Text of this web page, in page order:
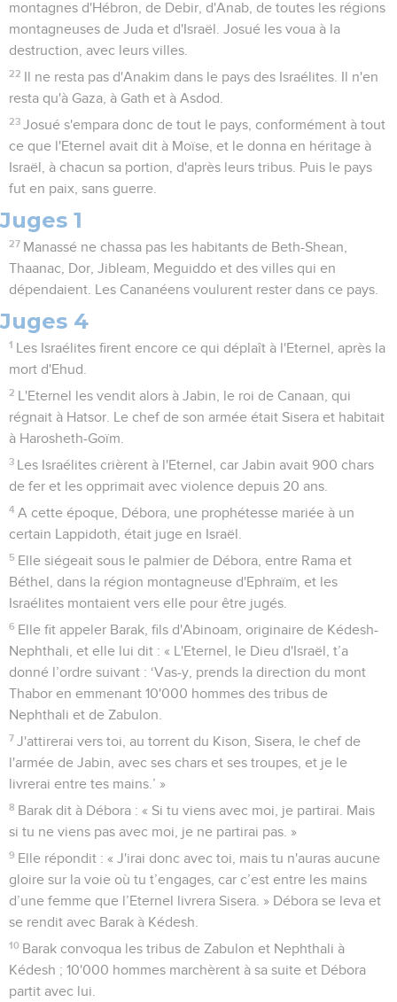
montagnes d'Hébron, de Debir, d'Anab, de toutes les régions
montagneuses de Juda et d'Israël. Josué les voua à la
destruction, avec leurs villes.
22
Il ne resta pas d'Anakim dans le pays des Israélites. Il n'en
resta qu'à Gaza, à Gath et à Asdod.
23 Josué s'empara donc de tout le pays, conformément à tout
ce que l'Eternel avait dit à Moïse, et le donna en héritage à
Israël, à chacun sa portion, d'après leurs tribus. Puis le pays
fut en paix, sans guerre.
Juges 1
27 Manassé ne chassa pas les habitants de Beth-Shean,
Thaanac, Dor, Jibleam, Meguiddo et des villes qui en
dépendaient. Les Cananéens voulurent rester dans ce pays.
Juges 4
1
Les Israélites firent encore ce qui déplaît à l'Eternel, après la
mort d'Ehud.
2
L'Eternel les vendit alors à Jabin, le roi de Canaan, qui
régnait à Hatsor. Le chef de son armée était Sisera et habitait
à Harosheth-Goïm.
3
Les Israélites crièrent à l'Eternel, car Jabin avait 900 chars
de fer et les opprimait avec violence depuis 20 ans.
4 A cette époque, Débora, une prophétesse mariée à un
certain Lappidoth, était juge en Israël.
5 Elle siégeait sous le palmier de Débora, entre Rama et
Béthel, dans la région montagneuse d'Ephraïm, et les
Israélites montaient vers elle pour être jugés.
6 Elle fit appeler Barak, fils d'Abinoam, originaire de Kédesh-
Nephthali, et elle lui dit : « L'Eternel, le Dieu d'Israël, t’a
donné l’ordre suivant : ‘Vas-y, prends la direction du mont
Thabor en emmenant 10'000 hommes des tribus de
Nephthali et de Zabulon.
7 J'attirerai vers toi, au torrent du Kison, Sisera, le chef de
l'armée de Jabin, avec ses chars et ses troupes, et je le
livrerai entre tes mains.’ »
8 Barak dit à Débora : « Si tu viens avec moi, je partirai. Mais
si tu ne viens pas avec moi, je ne partirai pas. »
9 Elle répondit : « J'irai donc avec toi, mais tu n'auras aucune
gloire sur la voie où tu t’engages, car c’est entre les mains
d’une femme que l’Eternel livrera Sisera. » Débora se leva et
se rendit avec Barak à Kédesh.
10 Barak convoqua les tribus de Zabulon et Nephthali à
Kédesh ; 10'000 hommes marchèrent à sa suite et Débora
partit avec lui.